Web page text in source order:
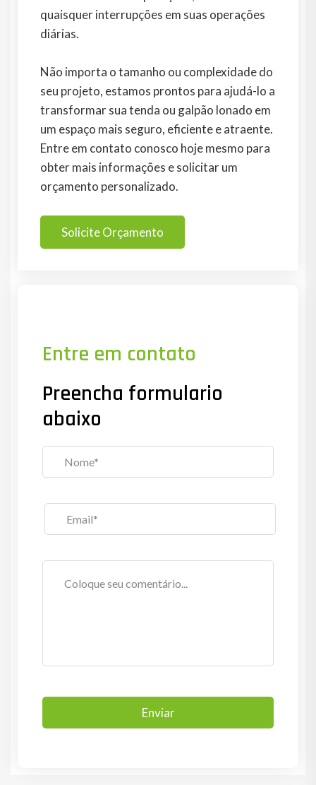
quaisquer interrupções em suas operações
diárias.
Não importa o tamanho ou complexidade do
seu projeto, estamos prontos para ajudá-lo a
transformar sua tenda ou galpão lonado em
um espaço mais seguro, eficiente e atraente.
Entre em contato conosco hoje mesmo para
obter mais informações e solicitar um
orçamento personalizado.
Solicite Orçamento
Entre em contato
Preencha formulario
abaixo